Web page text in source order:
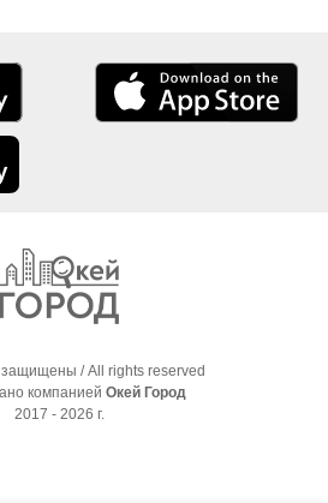
/ All rights reserved
компанией Окей Город
2017 - 2026 г.